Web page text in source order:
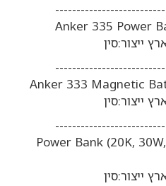
Anker 335 Power
Anker 333 Magnetic
Power Bank (20K,